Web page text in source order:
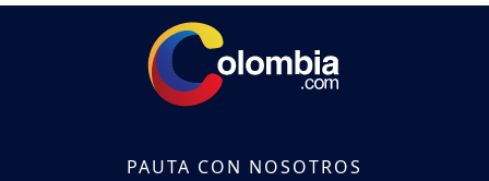
PAUTA CON NOSOTROS